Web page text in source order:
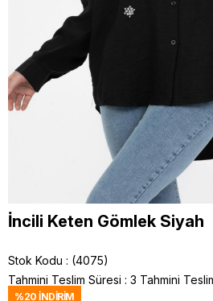
İncili Keten Gömlek Siyah
Stok Kodu
(4075)
Tahmini Teslim Süresi : 3 Tahmini
%20 İNDIRIM